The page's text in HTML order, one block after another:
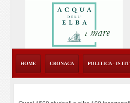
HOME CRONACA POLITICA -